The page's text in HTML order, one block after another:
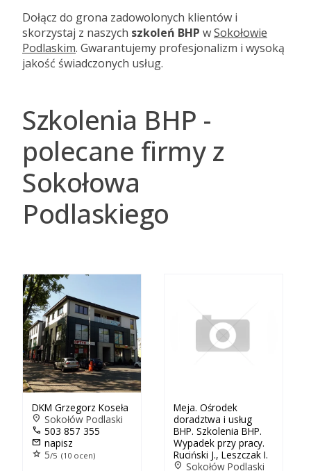
Dołącz do grona zadowolonych klientów i
skorzystaj z naszych szkoleń BHP wSokołowie
Podlaskim. Gwarantujemy profesjonalizm i wysoką
jakość świadczonych usług.
Szkolenia BHP -
polecane firmy z
Sokołowa
Podlaskiego
DKM Grzegorz Koseła
location_on Sokołów Podlaski
call 503 857 355
mail napisz
star 5/5 (10 ocen)
Meja. Ośrodek
doradztwa i usług
BHP. Szkolenia BHP.
Wypadek przy pracy.
Ruciński J., Leszczak I.
location_on Sokołów Podlaski